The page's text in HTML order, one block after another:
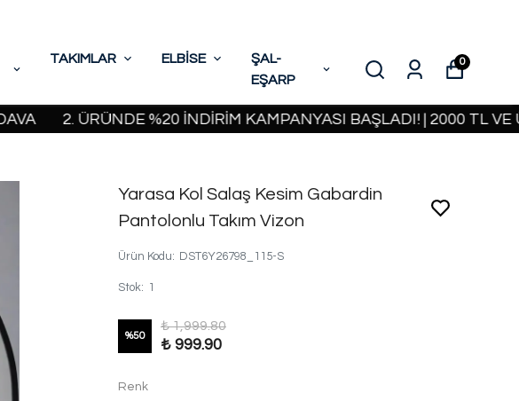
TAKIMLAR ELBİSE
ŞAL-
EŞARP
0
2. ÜRÜNDE %20 İNDİRİM KAMPANYASI BAŞLADI! | 2000 TL VE ÜZERİ
Yarasa Kol Salaş Kesim Gabardin
Pantolonlu Takım Vizon
Ürün Kodu: DST6Y26798_115-S
Stok: 1
%50
₺ 1,999.80
₺ 999.90
Renk